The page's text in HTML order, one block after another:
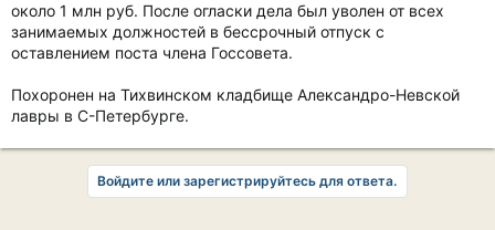
около 1 млн руб. После огласки дела был уволен от всех
занимаемых должностей в бессрочный отпуск с
оставлением поста члена Госсовета.
Похоронен на Тихвинском кладбище Александро-Невской
лавры в С-Петербурге.
Войдите или зарегистрируйтесь для ответа.